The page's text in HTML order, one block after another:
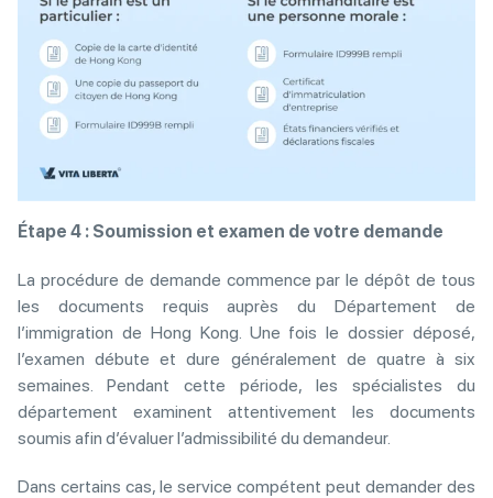
Étape 4 : Soumission et examen de votre demande
La procédure de demande commence par le dépôt de tous
les documents requis auprès du Département de
l’immigration de Hong Kong. Une fois le dossier déposé,
l’examen débute et dure généralement de quatre à six
semaines. Pendant cette période, les spécialistes du
département examinent attentivement les documents
soumis afin d’évaluer l’admissibilité du demandeur.
Dans certains cas, le service compétent peut demander des